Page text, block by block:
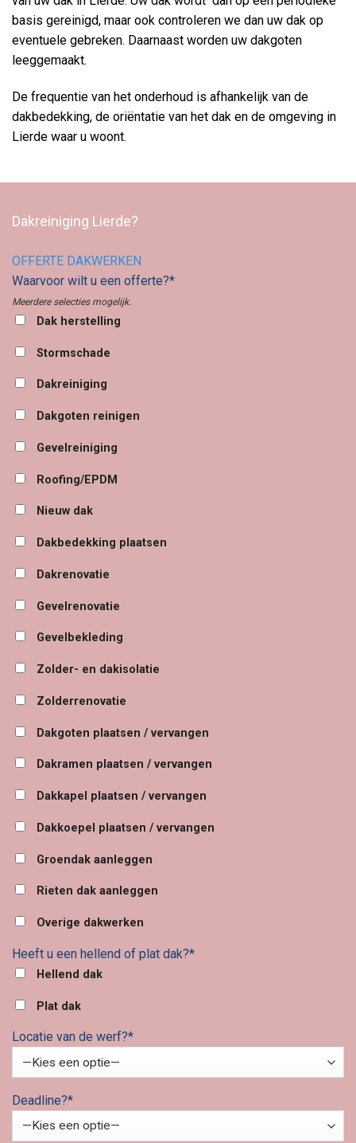
basis gereinigd, maar ook controleren we dan uw dak op
eventuele gebreken. Daarnaast worden uw dakgoten
leeggemaakt.
De frequentie van het onderhoud is afhankelijk van de
dakbedekking, de oriëntatie van het dak en de omgeving in
Lierde waar u woont.
Dakreiniging Lierde?
OFFERTE DAKWERKEN
Waarvoor wilt u een offerte?*
Meerdere selecties mogelijk.
Dak herstelling
Stormschade
Dakreiniging
Dakgoten reinigen
Gevelreiniging
Roofing/EPDM
Nieuw dak
Dakbedekking plaatsen
Dakrenovatie
Gevelrenovatie
Gevelbekleding
Zolder- en dakisolatie
Zolderrenovatie
Dakgoten plaatsen / vervangen
Dakramen plaatsen / vervangen
Dakkapel plaatsen / vervangen
Dakkoepel plaatsen / vervangen
Groendak aanleggen
Rieten dak aanleggen
Overige dakwerken
Heeft u een hellend of plat dak?*
Hellend dak
Plat dak
Locatie van de werf?*
Deadline?*